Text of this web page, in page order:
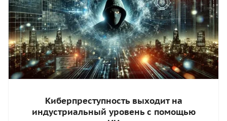
Киберпреступность выходит на
индустриальный уровень с помощью